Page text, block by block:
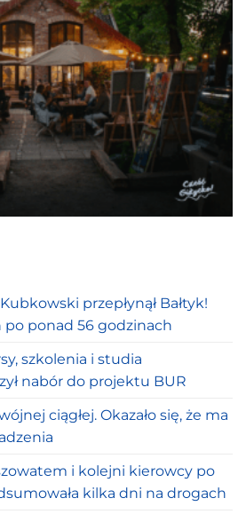
przepłynął Bałtyk!
ponad 56 godzinach
szkolenia i studia
nabór do projektu BUR
ciągłej. Okazało się, że ma
i kolejni kierowcy po
kilka dni na drogach